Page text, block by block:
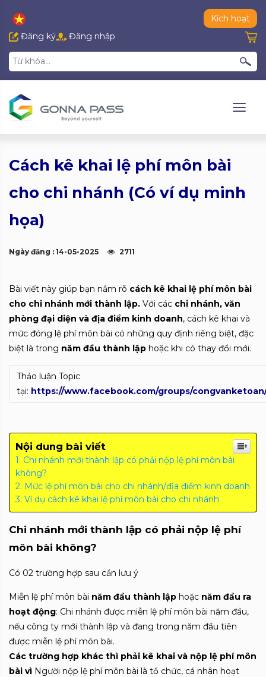
Kích hoạt
Đăng ký
Đăng nhập
Cách kê khai lệ phí môn bài
cho chi nhánh (Có ví dụ minh
họa)
Ngày đăng : 14-05-2025 2711
Bài viết này giúp bạn nắm rõ cách kê khai lệ phí môn bài
cho chi nhánh mới thành lập. Với các chi nhánh, văn
phòng đại diện và địa điểm kinh doanh, cách kê khai và
mức đóng lệ phí môn bài có những quy định riêng biệt, đặc
biệt là trong năm đầu thành lập hoặc khi có thay đổi mới.
Thảo luận Topic
tại: https://www.facebook.com/groups/
Nội dung bài viết
Chi nhánh mới thành lập có phải nộp lệ phí môn bài
không?
Mức lệ phí môn bài cho chi nhánh/địa điểm kinh doanh
Ví dụ cách kê khai lệ phí môn bài cho chi nhánh
Chi nhánh mới thành lập có phải nộp lệ phí
môn bài không?
Có 02 trường hợp sau cần lưu ý
Miễn lệ phí môn bài năm đầu thành lập hoặc năm đầu ra
hoạt động: Chi nhánh được miễn lệ phí môn bài năm đầu,
nếu công ty mới thành lập và đang trong năm đầu tiên
được miễn lệ phí môn bài.
Các trường hợp khác thì phải kê khai và nộp lệ phí môn
bài vì Người nộp lệ phí môn bài là tổ chức, cá nhân hoạt